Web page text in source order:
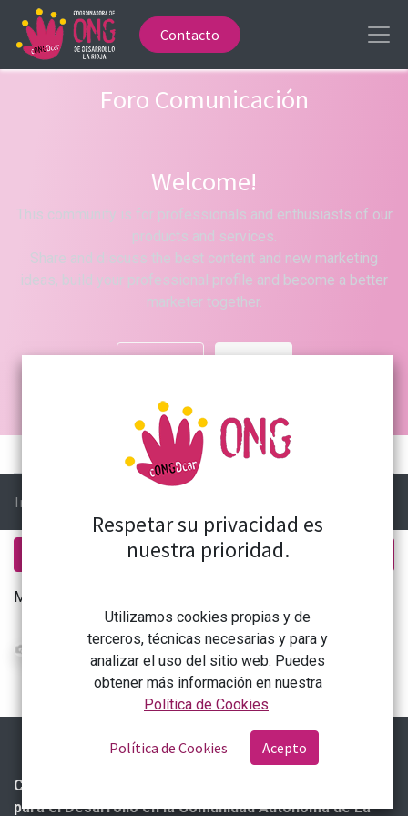
Contacto
Foro Comunicación
Welcome!
This community is for professionals and enthusiasts of our
products and services.
Share and discuss the best content and new marketing
ideas, build your professional profile and become a better
marketer together.
Hide Intro Register
Reseñas Foro
Ir a:
Nueva publicación
Mostrar
Prácticas y actividades
Coordinadora de Organizaciones No Gubernamentales
para el Desarrollo en la Comunidad Autónoma de La
Respetar su privacidad es
nuestra prioridad.
Utilizamos cookies propias y de
terceros, técnicas necesarias y para y
analizar el uso del sitio web. Puedes
obtener más información en nuestra
Política de Cookies.
Política de Cookies Acepto